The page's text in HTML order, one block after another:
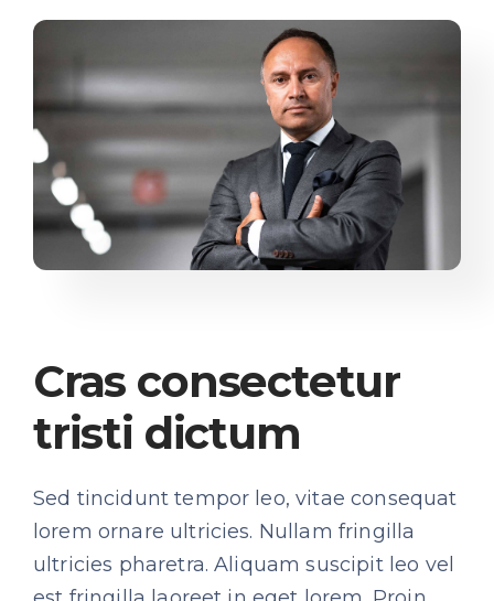
Cras consectetur
tristi dictum
Sed tincidunt tempor leo, vitae consequat
lorem ornare ultricies. Nullam fringilla
ultricies pharetra. Aliquam suscipit leo vel